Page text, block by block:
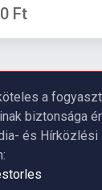
Ft
a
biztonsága
és Hírközlési